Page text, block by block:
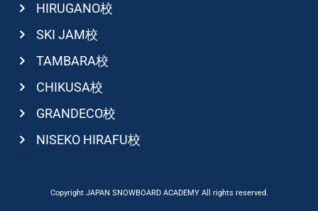
HIRUGANO校
SKI JAM校
TAMBARA校
CHIKUSA校
GRANDECO校
NISEKO HIRAFU校
Copyright JAPAN SNOWBOARD ACADEMY All rights reserved.